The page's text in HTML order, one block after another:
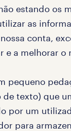
estando os
as
conta,
e a melhorar o
pequeno
de texto) que
por um
para